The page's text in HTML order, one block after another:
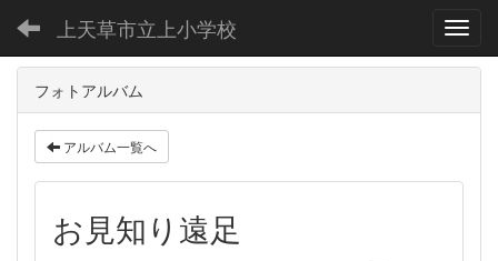
上天草市立上小学校
フォトアルバム
アルバム一覧へ
お見知り遠足